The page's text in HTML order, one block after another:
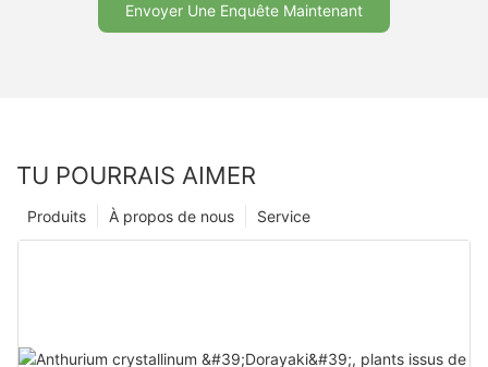
Envoyer Une Enquête Maintenant
TU POURRAIS AIMER
Service
À propos de nous
Produits